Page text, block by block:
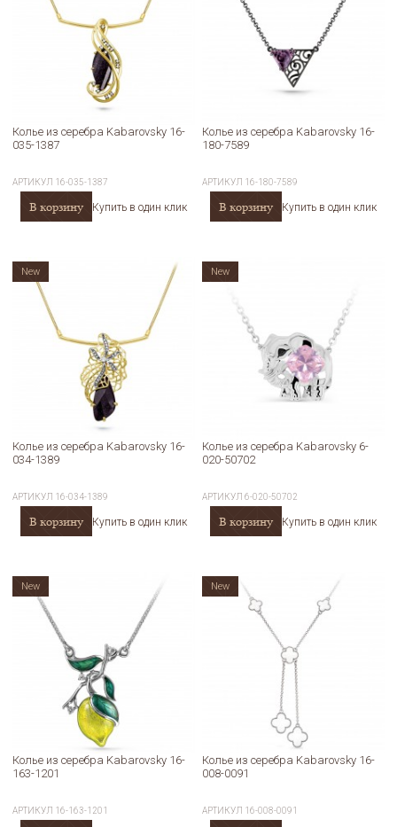
Колье из серебра Kabarovsky 16-
035-1387
АРТИКУЛ 16-035-1387
В корзину Купить в один клик
Колье из серебра Kabarovsky 16-
180-7589
АРТИКУЛ 16-180-7589
В корзину Купить в один клик
Колье из серебра Kabarovsky 16-
034-1389
АРТИКУЛ 16-034-1389
В корзину Купить в один клик
New
Колье из серебра Kabarovsky 6-
020-50702
АРТИКУЛ6-020-50702
В корзину Купить в один клик
New
Колье из серебра Kabarovsky 16-
163-1201
АРТИКУЛ 16-163-1201
New
Колье из серебра Kabarovsky 16-
008-0091
АРТИКУЛ 16-008-0091
New